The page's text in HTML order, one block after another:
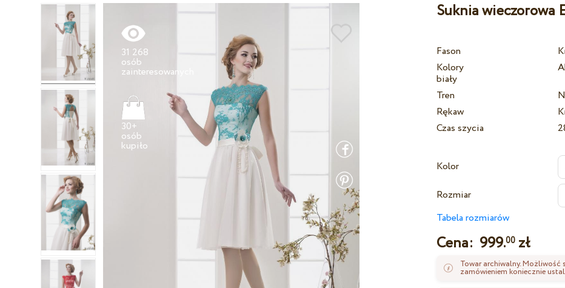
31 268
osób
30+
osób
Suknia wieczorowa
Fason
Kolory
biały
Tren
Rękaw
Czas szycia
Kolor
Rozmiar
Tabela rozmiarów
Cena: 999.00 zł
Towar archiwalny. Możliwość
zamówieniem koniecznie